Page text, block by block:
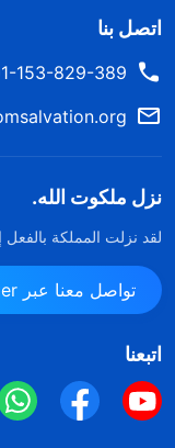
اتصل بنا
829-389+ 213-551-750-916+
نزل ملكوت الله.
لقد نزلت المملكة
تواصل معنا عبر Messenger
اتبعنا